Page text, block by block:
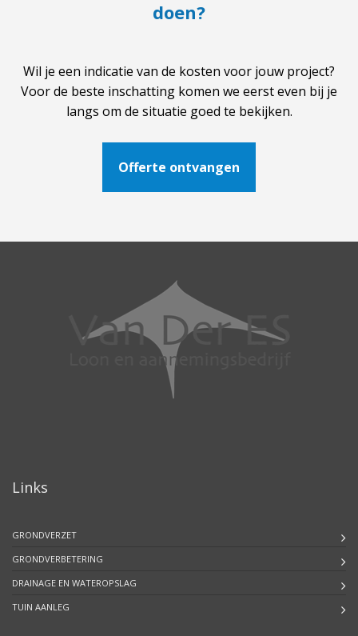
doen?
Wil je een indicatie van de kosten voor jouw project?
Voor de beste inschatting komen we eerst even bij je
langs om de situatie goed te bekijken.
Offerte ontvangen
Links
GRONDVERZET
GRONDVERBETERING
DRAINAGE EN WATEROPSLAG
TUIN AANLEG